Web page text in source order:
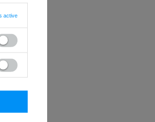
active